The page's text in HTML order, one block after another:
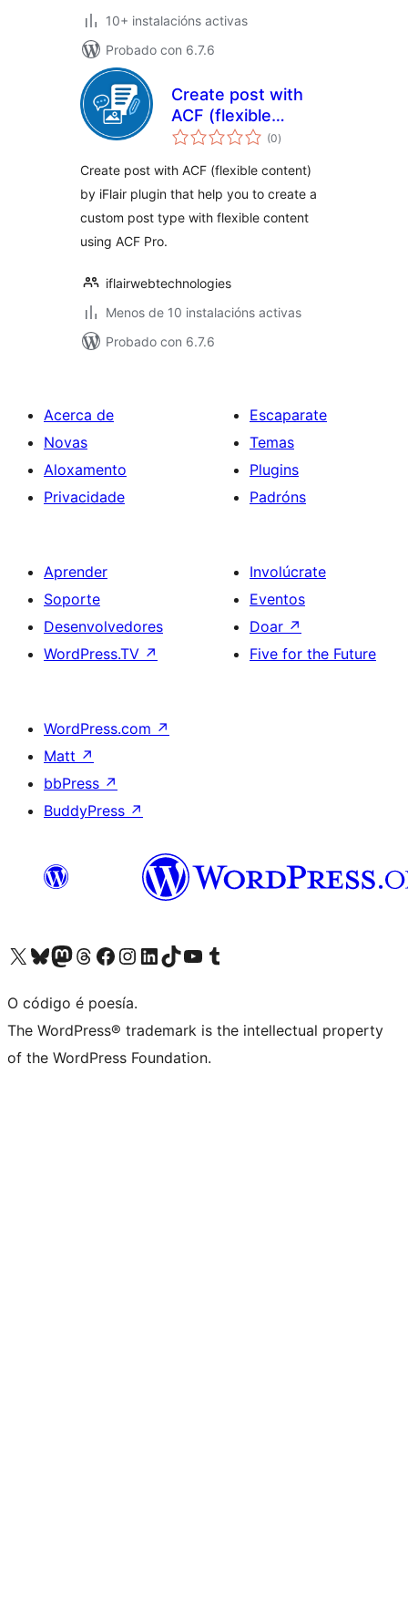
10+ instalacións activas
Probado con 6.7.6
Create post with
ACF (flexible
content)
(0valoracións
totais
)
Create post with ACF (flexible content)
by iFlair plugin that help you to create a
custom post type with flexible content
using ACF Pro.
iflairwebtechnologies
Menos de 10 instalacións activas
Probado con 6.7.6
Acerca de
Novas
Aloxamento
Privacidade
Escaparate
Temas
Plugins
Padróns
Aprender
Soporte
Desenvolvedores
WordPress.TV ↗
Involúcrate
Eventos
Doar ↗
Five for the Future
WordPress.com ↗
Matt ↗
bbPress ↗
BuddyPress ↗
Visita la cuenta de X (anteriormente Twitter)
Visita a nosa conta de Bluesky
Visita a nosa conta de Mastodon
Visita a nosa conta de Threads
Visita a nosa páxina de Facebook
Visita a nosa conta de Instagram
Visita a nosa conta de LinkedIn
Visita a nosa conta de TikTok
Visita a nosa canle de YouTube
Visita a nosa conta de Tumblr
O código é poesía.
The WordPress® trademark is the intellectual property
of the WordPress Foundation.